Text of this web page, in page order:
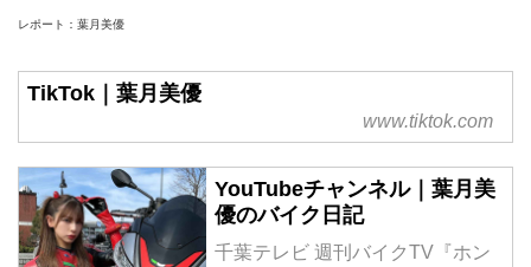
レポート：葉月美優
TikTok｜葉月美優
www.tiktok.com
YouTubeチャンネル｜葉月美
優のバイク日記
千葉テレビ 週刊バイクTV『ホン